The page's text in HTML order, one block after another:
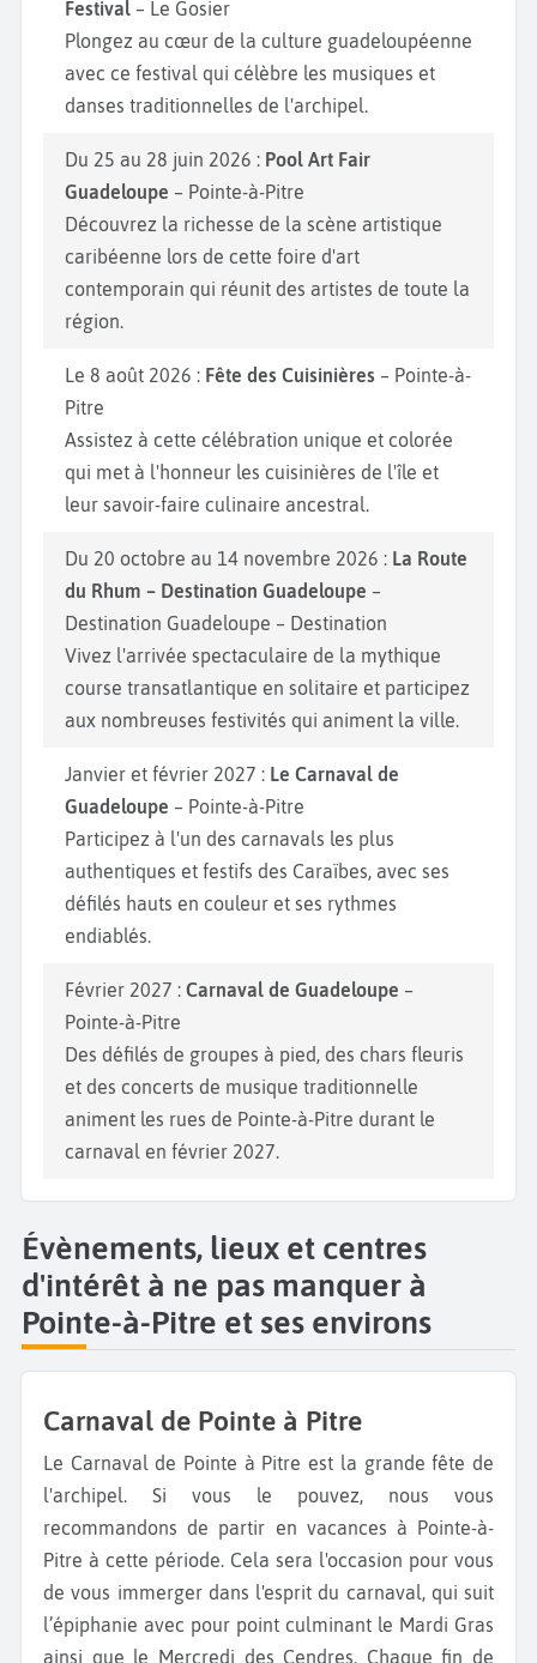
Festival – Le Gosier
Plongez au cœur de la culture guadeloupéenne
avec ce festival qui célèbre les musiques et
danses traditionnelles de l'archipel.
Du 25 au 28 juin 2026 : Pool Art Fair
Guadeloupe – Pointe-à-Pitre
Découvrez la richesse de la scène artistique
caribéenne lors de cette foire d'art
contemporain qui réunit des artistes de toute la
région.
Le 8 août 2026 : Fête des Cuisinières – Pointe-à-
Pitre
Assistez à cette célébration unique et colorée
qui met à l'honneur les cuisinières de l'île et
leur savoir-faire culinaire ancestral.
Du 20 octobre au 14 novembre 2026 : La Route
du Rhum – Destination Guadeloupe –
Destination Guadeloupe – Destination
Vivez l'arrivée spectaculaire de la mythique
course transatlantique en solitaire et participez
aux nombreuses festivités qui animent la ville.
Janvier et février 2027 : Le Carnaval de
Guadeloupe – Pointe-à-Pitre
Participez à l'un des carnavals les plus
authentiques et festifs des Caraïbes, avec ses
défilés hauts en couleur et ses rythmes
endiablés.
Février 2027 : Carnaval de Guadeloupe –
Pointe-à-Pitre
Des défilés de groupes à pied, des chars fleuris
et des concerts de musique traditionnelle
animent les rues de Pointe-à-Pitre durant le
carnaval en février 2027.
Évènements, lieux et centres
d'intérêt à ne pas manquer à
Pointe-à-Pitre et ses environs
Carnaval de Pointe à Pitre
Le Carnaval de Pointe à Pitre est la grande fête de
l'archipel. Si vous le pouvez, nous vous
recommandons de partir en vacances à Pointe-à-
Pitre à cette période. Cela sera l'occasion pour vous
de vous immerger dans l'esprit du carnaval, qui suit
l’épiphanie avec pour point culminant le Mardi Gras
ainsi que le Mercredi des Cendres. Chaque fin de